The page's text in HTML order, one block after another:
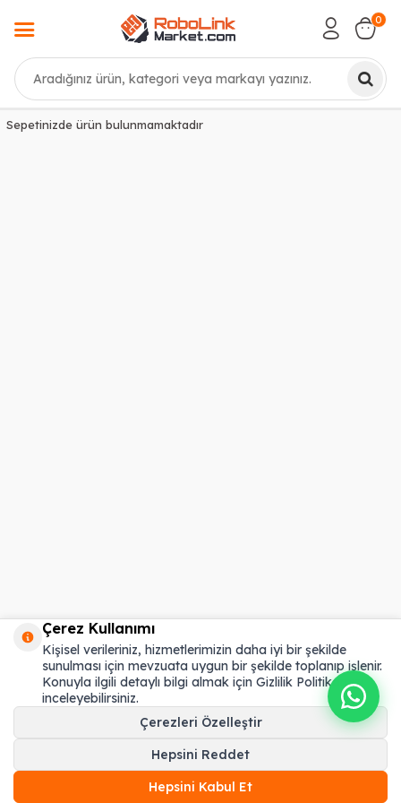
Ara
0
Sepetinizde ürün bulunmamaktadır
Çerez Kullanımı
Kişisel verileriniz, hizmetlerimizin daha iyi bir şekilde
sunulması için mevzuata uygun bir şekilde toplanıp işlenir.
Konuyla ilgili detaylı bilgi almak için Gizlilik Politikamızı
inceleyebilirsiniz.
Çerezleri Özelleştir
Hepsini Reddet
Hepsini Kabul Et